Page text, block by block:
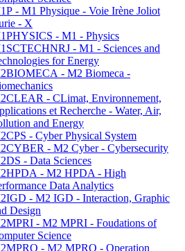
- M1 Physique - Voie Irène Joliot
- X
- M1 - Physics
- M1 - Sciences and
for Energy
- M2 Biomeca -
- CLimat, Environnement,
et Recherche - Water, Air,
and Energy
- Cyber Physical System
- M2 Cyber - Cybersecurity
- Data Sciences
- M2 HPDA - High
Data Analytics
- M2 IGD - Interaction, Graphic
Design
- M2 MPRI - Foudations of
Science
- M2 MPRO - Operation